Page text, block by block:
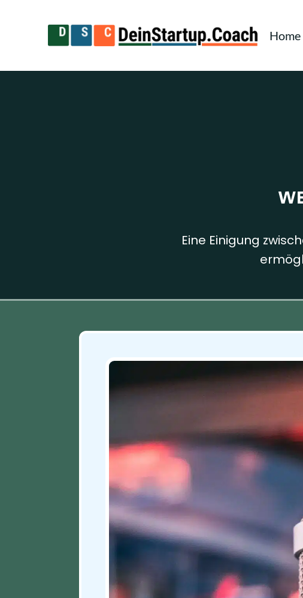
Home
Eine Einigung